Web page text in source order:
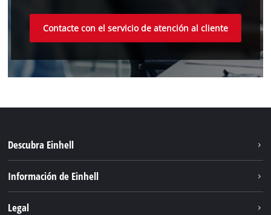
Contacte con el servicio de atención al cliente
Descubra Einhell
Información de Einhell
Legal